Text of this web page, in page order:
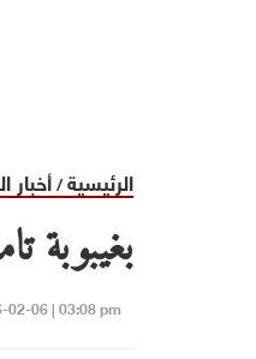
الرئيسية/أخبار
بغيبوبة
02-06 | 03:08 pm